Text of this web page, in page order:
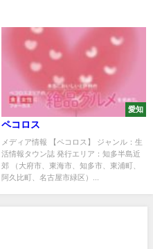
愛知
ペコロス
メディア情報 【ペコロス】 ジャンル：生
活情報タウン誌 発行エリア：知多半島近
郊 （大府市、東海市、知多市、東浦町、
阿久比町、名古屋市緑区）...